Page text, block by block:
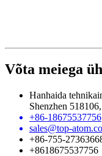
Võta meiega
Hanhaida
Shenzhen
+86-18675537756
sales@top-
+86-755-
+8618675537756